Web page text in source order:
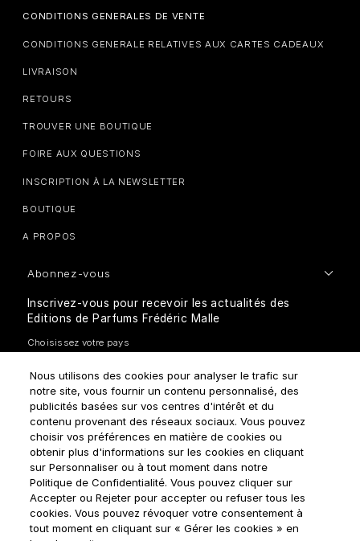
CONDITIONS GENERALES DE VENTE
CONDITIONS GENERALE RELATIVES AUX CARTES CADEAUX
LIVRAISON
RETOURS
TROUVER UNE BOUTIQUE
FOIRE AUX QUESTIONS
INSCRIPTION À LA NEWSLETTER
BOUTIQUE
A PROPOS
Abonnez-vous
Inscrivez-vous pour recevoir les actualités des
Editions de Parfums Frédéric Malle
Comment traitons-nous vos données personnelles?
Nous utilisons des cookies pour analyser le trafic sur
notre site, vous fournir un contenu personnalisé, des
publicités basées sur vos centres d'intérêt et du
contenu provenant des réseaux sociaux. Vous pouvez
choisir vos préférences en matière de cookies ou
obtenir plus d'informations sur les cookies en cliquant
sur Personnaliser ou à tout moment dans notre
Politique de Confidentialité. Vous pouvez cliquer sur
Accepter ou Rejeter pour accepter ou refuser tous les
cookies. Vous pouvez révoquer votre consentement à
tout moment en cliquant sur « Gérer les cookies » en